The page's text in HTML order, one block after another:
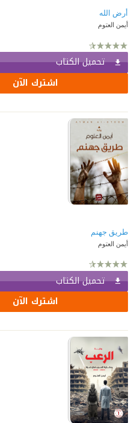
أرض الله
أيمن العتوم
تحميل الكتاب
اشترك الآن
طريق جهنم
أيمن العتوم
تحميل الكتاب
اشترك الآن